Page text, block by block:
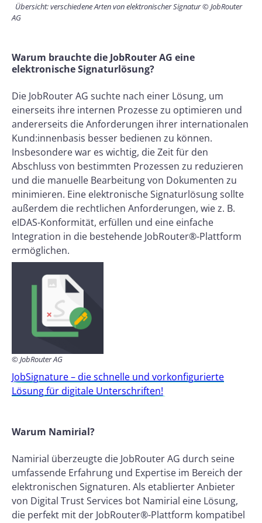
Übersicht: verschiedene Arten von elektronischer Signatur © JobRouter
AG
Warum brauchte die JobRouter AG eine
elektronische Signaturlösung?
Die JobRouter AG suchte nach einer Lösung, um
einerseits ihre internen Prozesse zu optimieren und
andererseits die Anforderungen ihrer internationalen
Kund:innenbasis besser bedienen zu können.
Insbesondere war es wichtig, die Zeit für den
Abschluss von bestimmten Prozessen zu reduzieren
und die manuelle Bearbeitung von Dokumenten zu
minimieren. Eine elektronische Signaturlösung sollte
außerdem die rechtlichen Anforderungen, wie z. B.
eIDAS-Konformität, erfüllen und eine einfache
Integration in die bestehende JobRouter®-Plattform
ermöglichen.
© JobRouter AG
JobSignature – die schnelle und vorkonfigurierte
Lösung für digitale Unterschriften!
Warum Namirial?
Namirial überzeugte die JobRouter AG durch seine
umfassende Erfahrung und Expertise im Bereich der
elektronischen Signaturen. Als etablierter Anbieter
von Digital Trust Services bot Namirial eine Lösung,
die perfekt mit der JobRouter®-Plattform kompatibel